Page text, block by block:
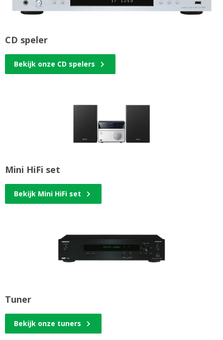
CD speler
Bekijk onze CD spelers
Mini HiFi set
Bekijk Mini HiFi set
Tuner
Bekijk onze tuners